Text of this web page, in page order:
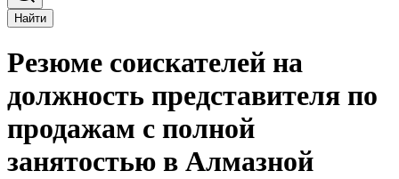
Найти
Резюме соискателей на
должность представителя по
продажам с полной
занятостью в Алмазной